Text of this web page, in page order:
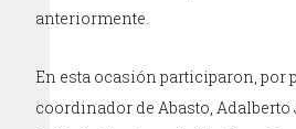
anteriormente.
En esta ocasión participaron, por
coordinador de Abasto,